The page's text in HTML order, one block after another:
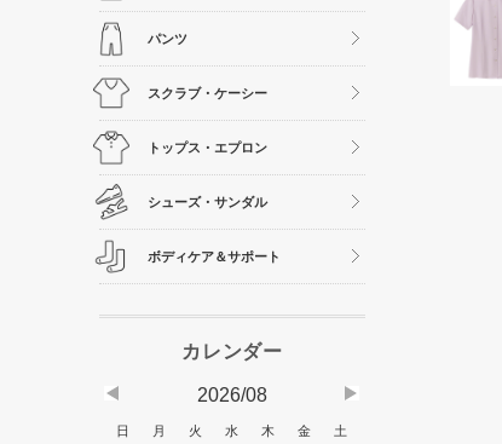
パンツ
スクラブ・ケーシー
トップス・エプロン
シューズ・サンダル
ボディケア＆サポート
2026/08
日 月 火 水 木 金
土